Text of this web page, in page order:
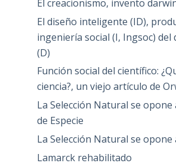
El creacionismo, invento
El diseño inteligente (ID),
ingeniería social (I, Ingsoc) del
(D)
Función social del científico:
ciencia?, un viejo artículo de
La Selección Natural se opone
de Especie
La Selección Natural se opone
Lamarck rehabilitado